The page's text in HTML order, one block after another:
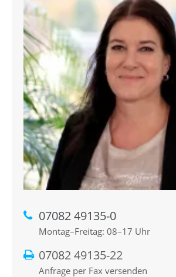
07082 49135-0
Montag–Freitag: 08–17 Uhr
07082 49135-22
Anfrage per Fax versenden